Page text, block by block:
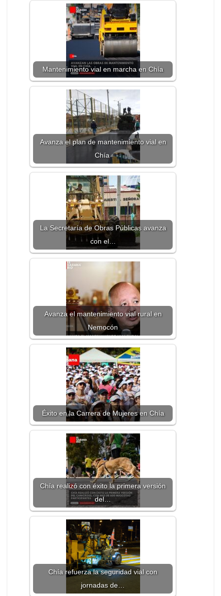
Mantenimiento vial en marcha en Chía
Avanza el plan de mantenimiento vial en
Chía
La Secretaría de Obras Públicas avanza
con el…
Avanza el mantenimiento vial rural en
Nemocón
Éxito en la Carrera de Mujeres en Chía
Chía realizó con éxito la primera versión
del…
Chía refuerza la seguridad vial con
jornadas de…